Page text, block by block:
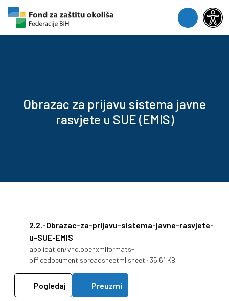
Skip to content
Skip to footer
Menu
Obrazac za prijavu sistema javne
rasvjete u SUE (EMIS)
2.2.-Obrazac-za-prijavu-sistema-javne-rasvjete-
u-SUE-EMIS
application/vnd.openxmlformats-
officedocument.spreadsheetml.sheet · 35.61 KB
Pogledaj Preuzmi